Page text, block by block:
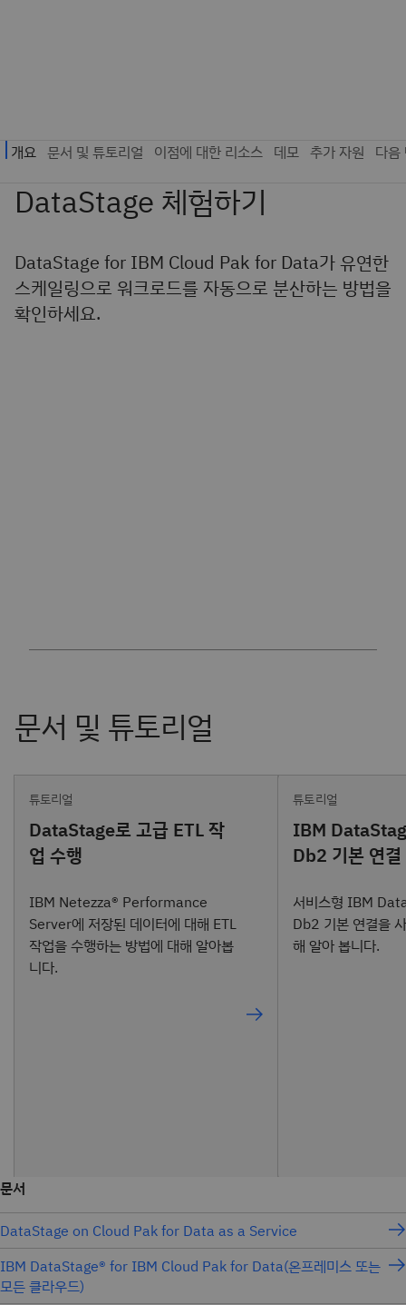
DataStage for IBM Cloud Pak for Data가 유연한
스케일링으로 워크로드를 자동으로 분산하는 방법을
확인하세요.
튜토리얼
DataStage로 고급 ETL 작
업 수행
IBM Netezza® Performance
Server에 저장된 데이터에 대해 ETL
작업을 수행하는 방법에 대해 알아봅
니다.
튜토리얼
IBM
Db2 기본 연결
서비스형 IBM
Db2 기본 연결을
해 알아 봅니다.
문서
DataStage on Cloud Pak for Data as a Service
IBM DataStage® for IBM Cloud Pak for Data(온프레미스 또는
모든 클라우드)